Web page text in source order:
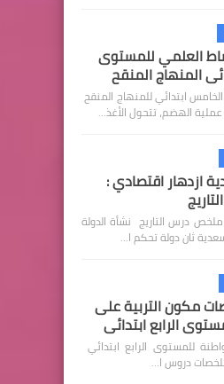
العلمي للمستوى
المنهاج المنقح
ابتدائي للمنهاج المنقح
الهضم، تتحول الأغذ…
ازدهار اقتصادي :
درس التاريج نشأة الدولة
ثان دولة تحكم ا…
مكون التربية على
الرابع ابتدائي
للمستوى الرابع ابتدائي
دروس ا…